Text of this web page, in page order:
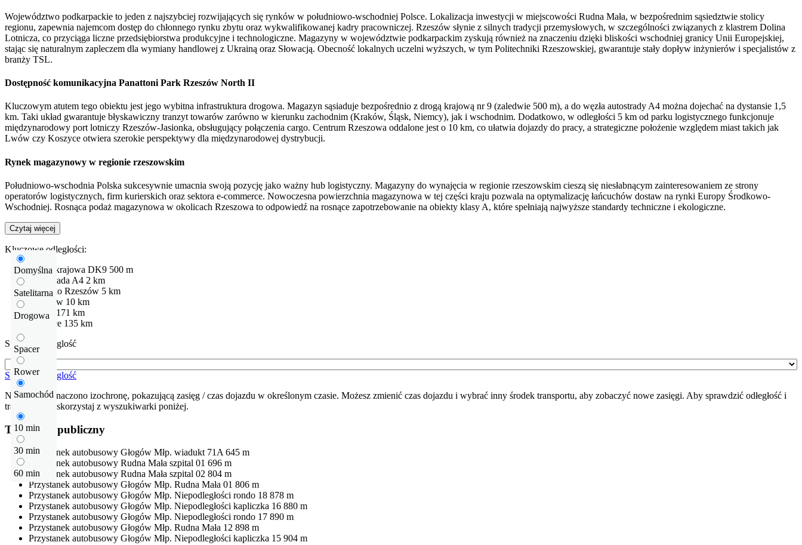
Województwo podkarpackie to jeden z najszybciej rozwijających się rynków w południowo-wschodniej Polsce. Lokalizacja inwestycji w miejscowości Rudna Mała, w bezpośrednim sąsiedztwie stolicy
regionu, zapewnia najemcom dostęp do chłonnego rynku zbytu oraz wykwalifikowanej kadry pracowniczej. Rzeszów słynie z silnych tradycji przemysłowych, w szczególności związanych z klastrem Dolina
Lotnicza, co przyciąga liczne przedsiębiorstwa produkcyjne i technologiczne. Magazyny w województwie podkarpackim zyskują również na znaczeniu dzięki bliskości wschodniej granicy Unii Europejskiej,
stając się naturalnym zapleczem dla wymiany handlowej z Ukrainą oraz Słowacją. Obecność lokalnych uczelni wyższych, w tym Politechniki Rzeszowskiej, gwarantuje stały dopływ inżynierów i specjalistów z
branży TSL.
Dostępność komunikacyjna Panattoni Park Rzeszów North II
Kluczowym atutem tego obiektu jest jego wybitna infrastruktura drogowa. Magazyn sąsiaduje bezpośrednio z drogą krajową nr 9 (zaledwie 500 m), a do węzła autostrady A4 można dojechać na dystansie 1,5
km. Taki układ gwarantuje błyskawiczny tranzyt towarów zarówno w kierunku zachodnim (Kraków, Śląsk, Niemcy), jak i wschodnim. Dodatkowo, w odległości 5 km od parku logistycznego funkcjonuje
międzynarodowy port lotniczy Rzeszów-Jasionka, obsługujący połączenia cargo. Centrum Rzeszowa oddalone jest o 10 km, co ułatwia dojazdy do pracy, a strategiczne położenie względem miast takich jak
Lwów czy Koszyce otwiera szerokie perspektywy dla międzynarodowej dystrybucji.
Rynek magazynowy w regionie rzeszowskim
Południowo-wschodnia Polska sukcesywnie umacnia swoją pozycję jako ważny hub logistyczny. Magazyny do wynajęcia w regionie rzeszowskim cieszą się niesłabnącym zainteresowaniem ze strony
operatorów logistycznych, firm kurierskich oraz sektora e-commerce. Nowoczesna powierzchnia magazynowa w tej części kraju pozwala na optymalizację łańcuchów dostaw na rynki Europy Środkowo-
Wschodniej. Rosnąca podaż magazynowa w okolicach Rzeszowa to odpowiedź na rosnące zapotrzebowanie na obiekty klasy A, które spełniają najwyższe standardy techniczne i ekologiczne.
Czytaj więcej
Domyślna
Satelitarna
Drogowa
Spacer
Rower
Samochód
10 min
30 min
60 min
Kluczowe odległości:
Droga krajowa DK9 500 m
Autostrada A4 2 km
Lotnisko Rzeszów 5 km
Rzeszów 10 km
Lwów
171 km
Koszyce 135 km
Sprawdź odleglość
Sprawdź odleglość
Na mapie zaznaczono izochronę, pokazującą zasięg / czas dojazdu w określonym czasie. Możesz zmienić czas dojazdu i wybrać inny środek transportu, aby zobaczyć nowe zasięgi. Aby sprawdzić odłegłość i
trasę dojazdu skorzystaj z wyszukiwarki poniżej.
Transport publiczny
Przystanek autobusowy Głogów Młp. wiadukt 71A 645 m
Przystanek autobusowy Rudna Mała szpital 01 696 m
Przystanek autobusowy Rudna Mała szpital 02 804 m
Przystanek autobusowy Głogów Młp. Rudna Mała 01 806 m
Przystanek autobusowy Głogów Młp. Niepodległości rondo 18 878 m
Przystanek autobusowy Głogów Młp. Niepodległości kapliczka 16 880 m
Przystanek autobusowy Głogów Młp. Niepodległości rondo 17 890 m
Przystanek autobusowy Głogów Młp. Rudna Mała 12 898 m
Przystanek autobusowy Głogów Młp. Niepodległości kapliczka 15 904 m